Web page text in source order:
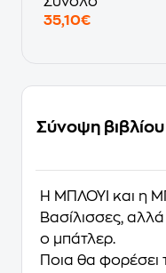
35,10€
Σύνοψη βιβλίου
H ΜΠΛΟΥΙ και η
Βασίλισσες, αλλά
ο μπάτλερ.
Ποια θα φορέσει